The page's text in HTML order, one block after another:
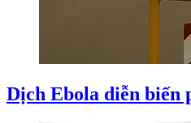
Dịch Ebola diễn biến